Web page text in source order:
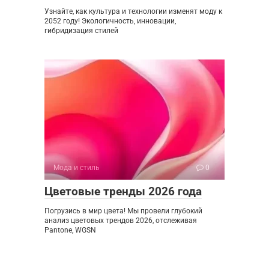
Узнайте, как культура и технологии изменят моду к
2052 году! Экологичность, инновации,
гибридизация стилей
Мода и стиль 0
Цветовые тренды 2026 года
Погрузись в мир цвета! Мы провели глубокий
анализ цветовых трендов 2026, отслеживая
Pantone, WGSN